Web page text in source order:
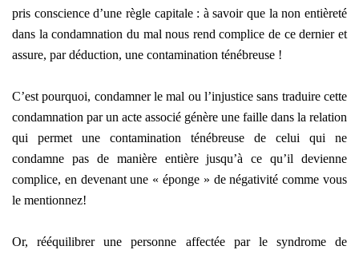
pris conscience d’une règle capitale : à savoir que la non entièreté
dans la condamnation du mal nous rend complice de ce dernier et
assure, par déduction, une contamination ténébreuse !
C’est pourquoi, condamner le mal ou l’injustice sans traduire cette
condamnation par un acte associé génère une faille dans la relation
qui permet une contamination ténébreuse de celui qui ne
condamne pas de manière entière jusqu’à ce qu’il devienne
complice, en devenant une « éponge » de négativité comme vous
le mentionnez!
Or, rééquilibrer une personne affectée par le syndrome de